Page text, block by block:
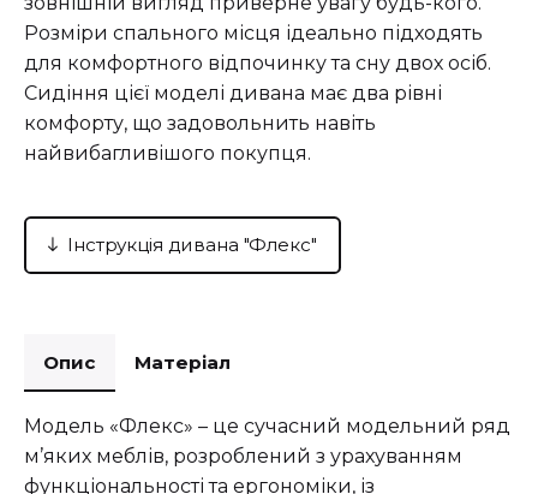
Розміри спального місця ідеально підходять
для комфортного відпочинку та сну двох осіб.
Сидіння цієї моделі дивана має два рівні
комфорту, що задовольнить навіть
найвибагливішого покупця.
Інструкція дивана "Флекс"
Опис Матеріал
Модель «Флекс» – це сучасний модельний ряд
м’яких меблів, розроблений з урахуванням
функціональності та ергономіки, із